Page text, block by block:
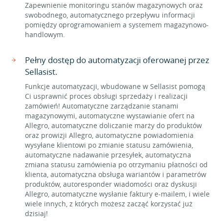
Zapewnienie monitoringu stanów magazynowych oraz
swobodnego, automatycznego przepływu informacji
pomiędzy oprogramowaniem a systemem magazynowo-
handlowym.
Pełny dostęp do automatyzacji oferowanej przez
Sellasist.
Funkcje automatyzacji, wbudowane w Sellasist pomogą
Ci usprawnić proces obsługi sprzedaży i realizacji
zamówień! Automatyczne zarządzanie stanami
magazynowymi, automatyczne wystawianie ofert na
Allegro, automatyczne doliczanie marży do produktów
oraz prowizji Allegro, automatyczne powiadomienia
wysyłane klientowi po zmianie statusu zamówienia,
automatyczne nadawanie przesyłek, automatyczna
zmiana statusu zamówienia po otrzymaniu płatności od
klienta, automatyczna obsługa wariantów i parametrów
produktów, autoresponder wiadomości oraz dyskusji
Allegro, automatyczne wysłanie faktury e-mailem, i wiele
wiele innych, z których możesz zacząć korzystać już
dzisiaj!